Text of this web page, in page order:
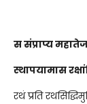
स संप्राप्य
स्थापयामास
रथं प्रति